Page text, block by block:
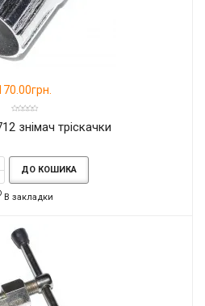
​​знімач тріскачки
ДО КОШИКА
В закладки